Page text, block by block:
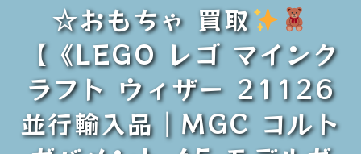
☆おもちゃ 買取
【《LEGO レゴ マインク
ラフト ウィザー 21126
並行輸入品｜MGC コルト